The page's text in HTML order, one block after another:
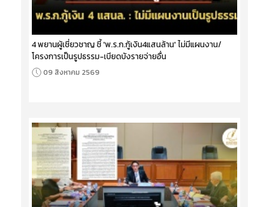
4 พยานผู้เชี่ยวชาญ ชี้ 'พ.ร.ก.กู้เงิน4แสนล้าน' ไม่มีแผนงาน/
โครงการเป็นรูปธรรม-เบียดบังรายจ่ายอื่น
09 สิงหาคม 2569